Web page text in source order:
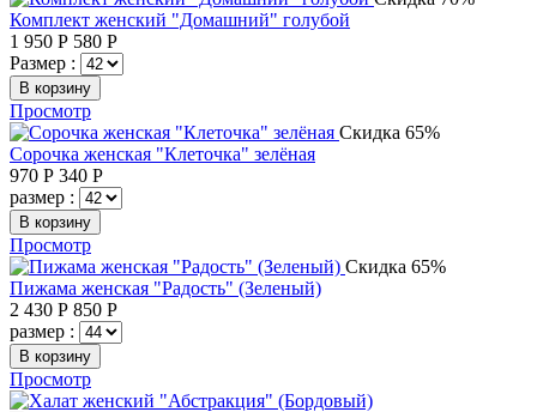
Комплект женский "Домашний" голубой
1 950 Р 580 Р
Размер :
В корзину
Просмотр
Скидка 65%
Сорочка женская "Клеточка" зелёная
970 Р 340 Р
размер :
В корзину
Просмотр
Скидка 65%
Пижама женская "Радость" (Зеленый)
2 430 Р 850 Р
размер :
В корзину
Просмотр